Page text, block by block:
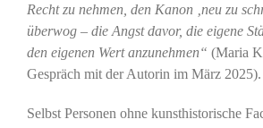
Recht zu nehmen, den Kanon ‚neu zu
überwog – die Angst davor, die eigene
den eigenen Wert anzunehmen“ (Maria
Gespräch mit der Autorin im März 2025).
Selbst Personen ohne kunsthistorische